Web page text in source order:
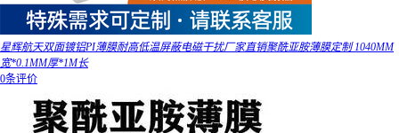
星辉航天双面镀铝PI薄膜耐高低温屏蔽电磁干扰厂家直销聚酰亚胺薄膜定制 1040MM
宽*0.1MM厚*1M长
0条评价